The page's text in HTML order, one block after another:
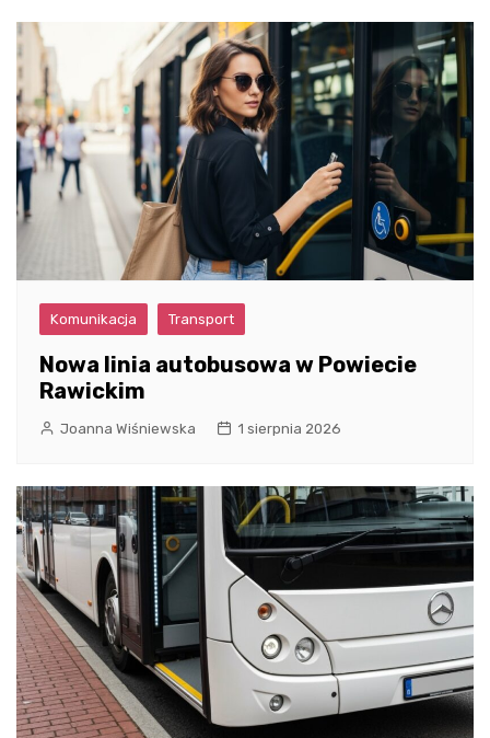
Komunikacja Transport
Nowa linia autobusowa w Powiecie
Rawickim
Joanna Wiśniewska 1 sierpnia 2026